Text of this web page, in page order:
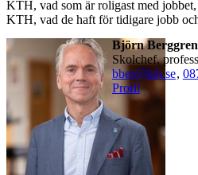
KTH, vad som är roligast med
KTH, vad de haft för tidigare jobb
Björn Berggren
skolchef,
bber@kth.se,
Profil